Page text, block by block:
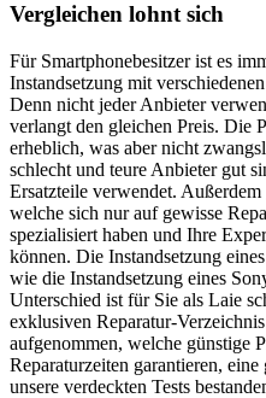
Vergleichen lohnt sich
Für Smartphonebesitzer ist es
Instandsetzung mit
Denn nicht jeder Anbieter
verlangt den gleichen Preis. Die
erheblich, was aber nicht
schlecht und teure Anbieter gut
Ersatzteile verwendet.
welche sich nur auf gewisse
spezialisiert haben und Ihre
können. Die Instandsetzung
wie die Instandsetzung eines
Unterschied ist für Sie als Laie
exklusiven Reparatur-
aufgenommen, welche günstige
Reparaturzeiten garantieren,
unsere verdeckten Tests